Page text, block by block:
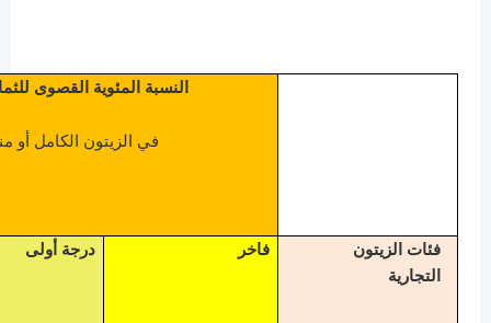
النسبة المئوية القصوى
في الزيتون الكامل أو
فئات الزيتون
التجارية
فاخر درجة أولى